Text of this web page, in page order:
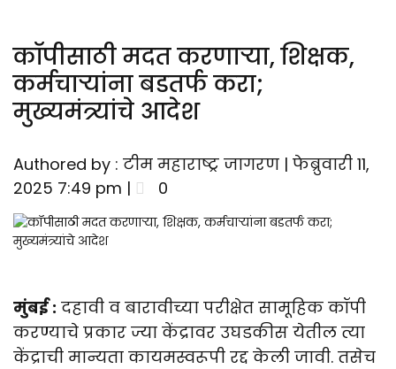
कॉपीसाठी मदत करणाऱ्या, शिक्षक,
कर्मचाऱ्यांना बडतर्फ करा;
मुख्यमंत्र्यांचे आदेश
Authored by : टीम महाराष्ट्र जागरण | फेब्रुवारी 11,
2025 7:49 pm |
0
मुंबई : दहावी व बारावीच्या परीक्षेत सामूहिक कॉपी
करण्याचे प्रकार ज्या केंद्रावर उघडकीस येतील त्या
केंद्राची मान्यता कायमस्वरूपी रद्द केली जावी. तसेच